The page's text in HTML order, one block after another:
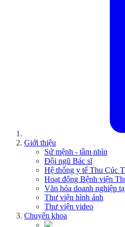
Giới thiệu
Sứ mệnh - tầm nhìn
Đội ngũ Bác sĩ
Hệ thống y tế Thu Cúc
Hoạt động Bệnh viện
Văn hóa doanh nghiệp
Thư viện hình ảnh
Thư viện video
Chuyên khoa